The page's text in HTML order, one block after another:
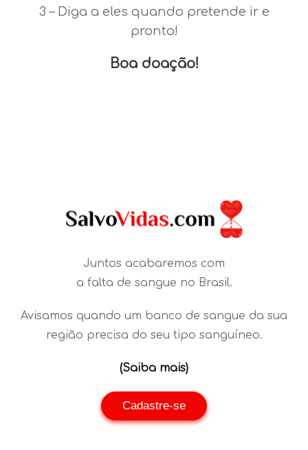
3 – Diga a eles quando pretende ir e
pronto!
Boa doação!
Juntos acabaremos com
a falta de sangue no Brasil.
Avisamos quando um banco de sangue da sua
região precisa do seu tipo sanguíneo.
(Saiba mais)
Cadastre-se